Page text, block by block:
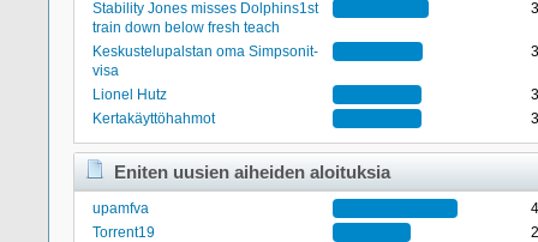
Stability Jones misses Dolphins1st
train down below fresh teach
Keskustelupalstan oma Simpsonit-
visa
Lionel Hutz
Kertakäyttöhahmot
Eniten uusien aiheiden aloituksia
upamfva
Torrent19